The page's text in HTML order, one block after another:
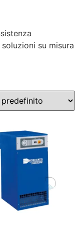
su misura